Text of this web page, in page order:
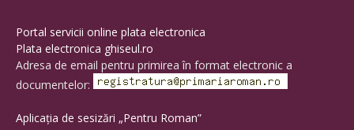
Portal servicii online plata electronica
Plata electronica ghiseul.ro
Adresa de email pentru primirea în format electronic a
documentelor:
Aplicația de sesizări „Pentru Roman”